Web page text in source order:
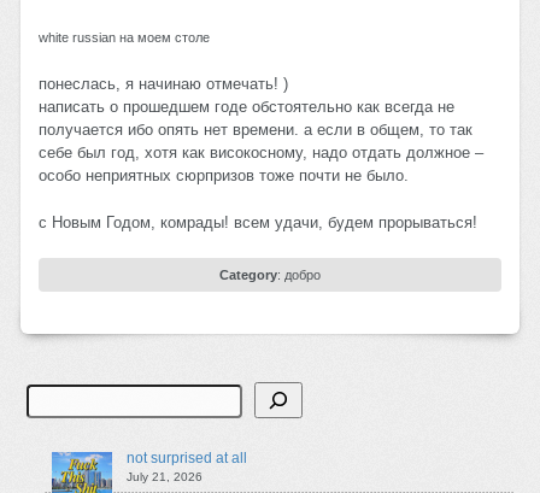
white russian на моем столе
понеслась, я начинаю отмечать! )
написать о прошедшем годе обстоятельно как всегда не
получается ибо опять нет времени. а если в общем, то так
себе был год, хотя как високосному, надо отдать должное –
особо неприятных сюрпризов тоже почти не было.
с Новым Годом, комрады! всем удачи, будем прорываться!
Category: добро
Search
not surprised at all
July 21, 2026